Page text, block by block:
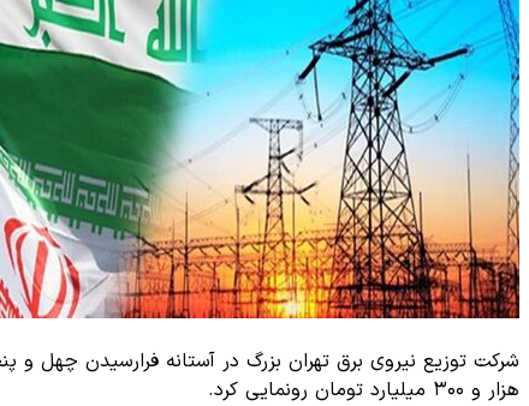
هزار و ۳۰۰ میلیارد تومان رونمایی کرد.